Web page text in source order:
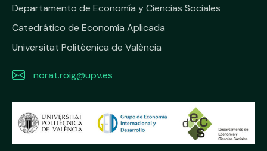
Departamento de Economía y Ciencias Sociales
Catedrático de Economía Aplicada
Universitat Politècnica de València
norat.roig@upv.es